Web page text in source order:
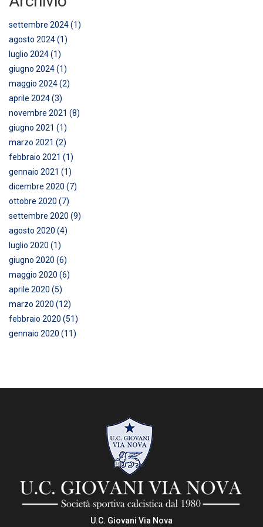
settembre 2024 (1)
agosto 2024 (1)
luglio 2024 (1)
giugno 2024 (1)
maggio 2024 (2)
aprile 2024 (3)
novembre 2021 (8)
giugno 2021 (1)
marzo 2021 (2)
febbraio 2021 (1)
gennaio 2021 (1)
dicembre 2020 (7)
ottobre 2020 (7)
settembre 2020 (9)
agosto 2020 (4)
luglio 2020 (1)
giugno 2020 (6)
maggio 2020 (6)
aprile 2020 (5)
marzo 2020 (12)
febbraio 2020 (51)
gennaio 2020 (11)
U.C. Giovani Via Nova